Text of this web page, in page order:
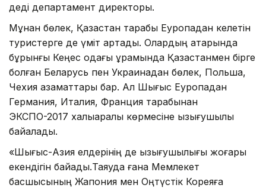
деді департамент директоры.
Мұнан бөлек, Қазақстан тарабы Еуропадан келетін
туристерге де үміт артады. Олардың қатарында
бұрынғы Кеңес одағы құрамында Қазақстанмен бірге
болған Беларусь пен Украинадан бөлек, Польша,
Чехия азаматтары бар. Ал Шығыс Еуропадан
Германия, Италия, Франция тарабынан
ЭКСПО-2017 халықаралық көрмесіне қызығушылық
байқалады.
«Шығыс-Азия елдерінің де қызығушылығы жоғары
екендігін байқадық.Таяуда ғана Мемлекет
басшысының Жапония мен Оңтүстік Кореяға